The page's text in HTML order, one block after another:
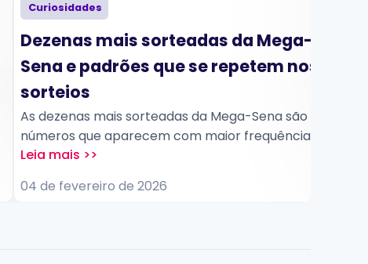
Curiosidades
Dezenas mais sorteadas da Mega-
Sena e padrões que se repetem nos
sorteios
As dezenas mais sorteadas da Mega-Sena são os
números que aparecem com maior frequência
nos sorteios oficiais dessa loteria ao longo do
análises estatísticas e costumam despertar o
04 de fevereiro de 2026